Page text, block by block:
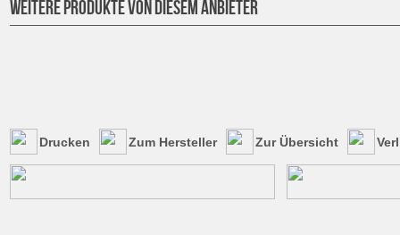
WEITERE PRODUKTE VON DIESEM ANBIETER
Drucken Zum Hersteller Zur Übersicht